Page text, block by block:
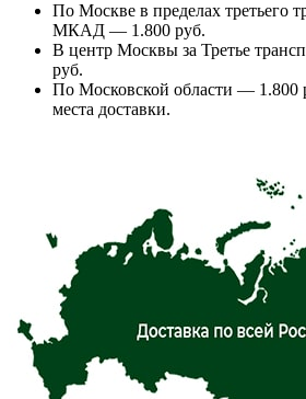
По Москве в пределах третьего
МКАД — 1.800 руб.
В центр Москвы за Третье
руб.
По Московской области — 1.800
места доставки.